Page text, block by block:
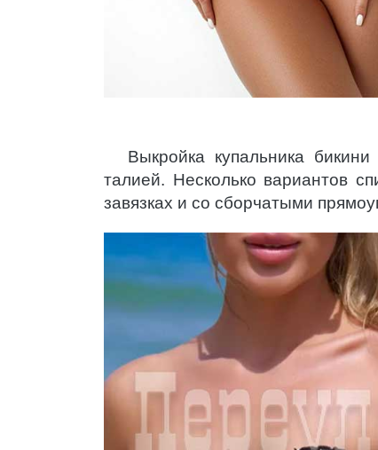
Выкройка купальника
талией. Несколько вариантов
завязках и со сборчатыми